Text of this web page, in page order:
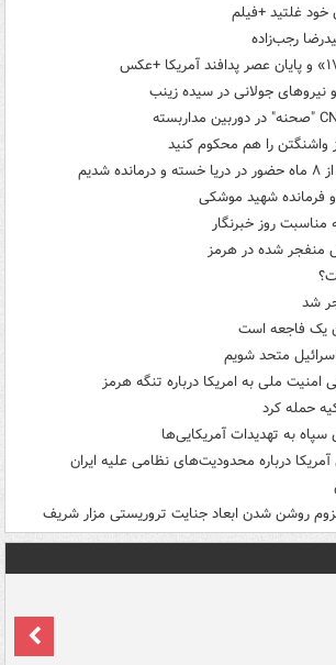
غلتید +فیلم
رجب‌زاده
جولانی در سیده زینب
واشنگتن را هم محکوم کنید
فرمانده شهید موشکی
مناسبت روز خبرنگار
منفجر شده در هرمز
شد
یک فاجعه است
اسرائیل متحد شویم
امنیت ملی به امریکا درباره تنگه هرمز
حمله کرد
به تهدیدات آمریکایی‌ها
درباره محدودیت‌های نظامی علیه ایران
لزوم روشن شدن ابعاد جنایت تروریستی مزار شریف